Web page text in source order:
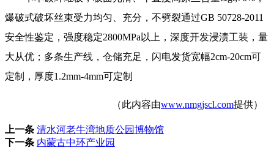
爆破式破坏丝束受力均匀、充分，不劈裂通过GB 50728-2011
安全性鉴定，强度稳定2800MPa以上，深度开发浸渍工装，量
大从优；多条生产线，仓储充足，闪电发货宽幅2cm-20cm可
定制，厚度1.2mm-4mm可定制
（此内容由www.nmgjscl.com提供）
上一条 清水河老牛湾地质公园博物馆
下一条 内蒙古中环产业园